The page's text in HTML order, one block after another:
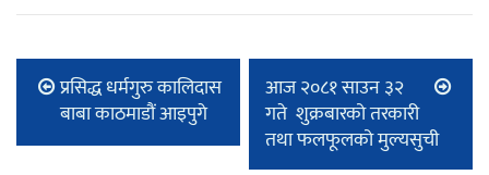
प्रसिद्ध धर्मगुरु कालिदास
बाबा काठमाडौं आइपुगे
आज २०८१ साउन ३२
गते शुक्रबारको तरकारी
तथा फलफूलको मुल्यसुची